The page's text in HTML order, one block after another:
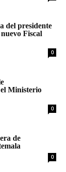
del presidente
Fiscal
0
Ministerio
0
de
0